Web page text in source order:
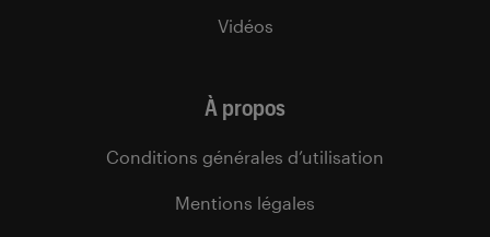
Vidéos
À propos
Conditions générales d’utilisation
Mentions légales